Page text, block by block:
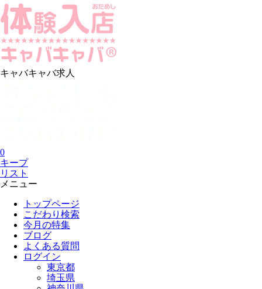
キャバキャバ求人
0
キープ
リスト
メニュー
トップページ
こだわり検索
今月の特集
ブログ
よくある質問
ログイン
東京都
埼玉県